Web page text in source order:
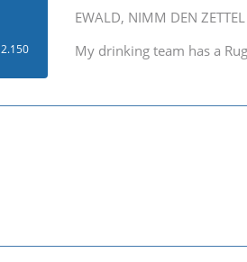
2.150
EWALD, NIMM DEN
My drinking team has a